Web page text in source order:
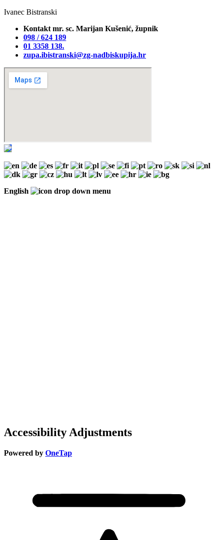
Ivanec Bistranski
Kontakt mr. sc. Marijan Kušenić, župnik
098 / 624 189
01 3358 138‬.
zupa.ibistranski@zg-nadbiskupija.hr
English
Accessibility Adjustments
Powered by OneTap